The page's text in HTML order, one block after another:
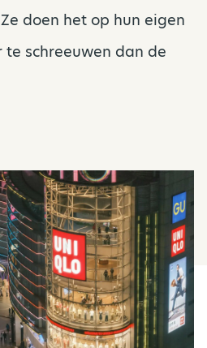
doen het op hun eigen
schreeuwen dan de